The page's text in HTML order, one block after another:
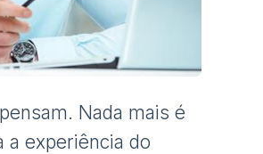
Nada mais é
a experiência do